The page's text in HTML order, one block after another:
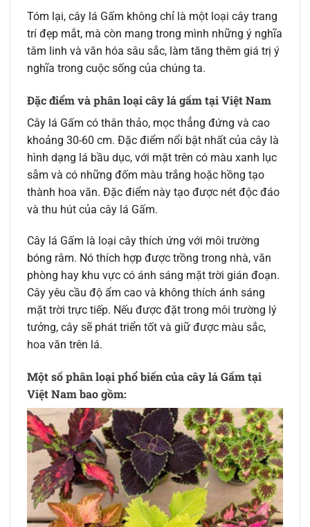
Tóm lại, cây lá Gấm không chỉ là một loại cây trang
trí đẹp mắt, mà còn mang trong mình những ý nghĩa
tâm linh và văn hóa sâu sắc, làm tăng thêm giá trị ý
nghĩa trong cuộc sống của chúng ta.
Đặc điểm và phân loại cây lá gấm tại Việt Nam
Cây lá Gấm có thân thảo, mọc thẳng đứng và cao
khoảng 30-60 cm. Đặc điểm nổi bật nhất của cây là
hình dạng lá bầu dục, với mặt trên có màu xanh lục
sẫm và có những đốm màu trắng hoặc hồng tạo
thành hoa văn. Đặc điểm này tạo được nét độc đáo
và thu hút của cây lá Gấm.
Cây lá Gấm là loại cây thích ứng với môi trường
bóng râm. Nó thích hợp được trồng trong nhà, văn
phòng hay khu vực có ánh sáng mặt trời gián đoạn.
Cây yêu cầu độ ẩm cao và không thích ánh sáng
mặt trời trực tiếp. Nếu được đặt trong môi trường lý
tưởng, cây sẽ phát triển tốt và giữ được màu sắc,
hoa văn trên lá.
Một số phân loại phổ biến của cây lá Gấm tại
Việt Nam bao gồm: